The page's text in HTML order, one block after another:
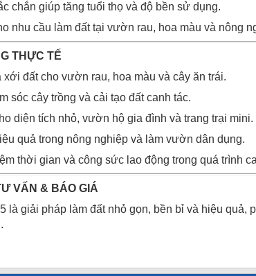
chắn giúp tăng tuổi thọ và độ bền sử dụng.
nhu cầu làm đất tại vườn rau, hoa màu và nông
THỰC TẾ
xới đất cho vườn rau, hoa màu và cây ăn trái.
sóc cây trồng và cải tạo đất canh tác.
diện tích nhỏ, vườn hộ gia đình và trang trại mini.
quả trong nông nghiệp và làm vườn dân dụng.
thời gian và công sức lao động trong quá trình
VẤN & BÁO GIÁ
là giải pháp làm đất nhỏ gọn, bền bỉ và hiệu